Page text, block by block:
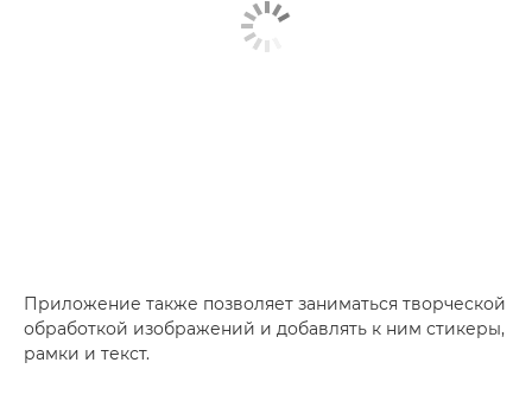
Приложение также позволяет заниматься творческой
обработкой изображений и добавлять к ним стикеры,
рамки и текст.